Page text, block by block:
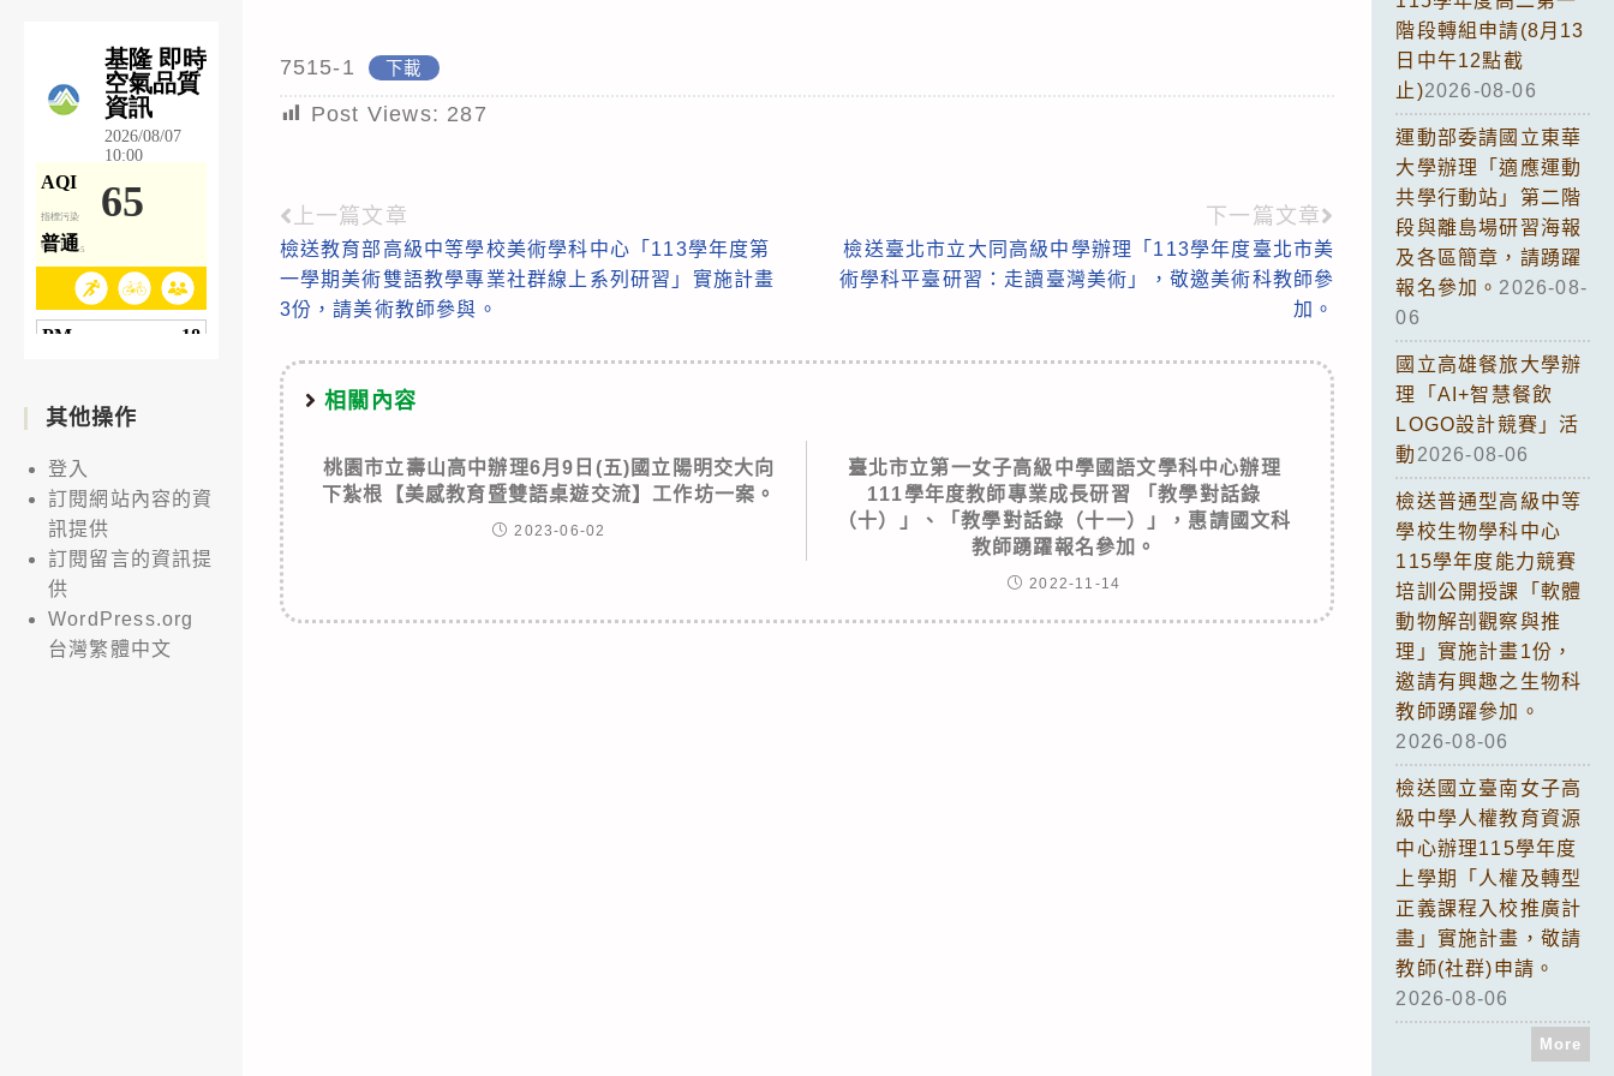
7515-1 下載
Post Views: 287
Read
more
articles
上一篇文章
檢送教育部高級中等學校美術學科中心「113學年度第
一學期美術雙語教學專業社群線上系列研習」實施計畫
3份，請美術教師參與。
下一篇文章
檢送臺北市立大同高級中學辦理「113學年度臺北市美
術學科平臺研習：走讀臺灣美術」，敬邀美術科教師參
加。
相關內容
桃園市立壽山高中辦理6月9日(五)國立陽明交大向
下紮根【美感教育暨雙語桌遊交流】工作坊一案。
2023-06-02
臺北市立第一女子高級中學國語文學科中心辦理
111學年度教師專業成長研習 「教學對話錄
（十）」、「教學對話錄（十一）」，惠請國文科
教師踴躍報名參加。
2022-11-14
其他操作
登入
訂閱網站內容的資
訊提供
訂閱留言的資訊提
供
WordPress.org
台灣繁體中文
階段轉組申請(8月13
日中午12點截
止)2026-08-06
運動部委請國立東華
大學辦理「適應運動
共學行動站」第二階
段與離島場研習海報
及各區簡章，請踴躍
報名參加。 2026-08-
06
國立高雄餐旅大學辦
理「AI+智慧餐飲
LOGO設計競賽」活
動 2026-08-06
檢送普通型高級中等
學校生物學科中心
115學年度能力競賽
培訓公開授課「軟體
動物解剖觀察與推
理」實施計畫1份，
邀請有興趣之生物科
教師踴躍參加。
2026-08-06
檢送國立臺南女子高
級中學人權教育資源
中心辦理115學年度
上學期「人權及轉型
正義課程入校推廣計
畫」實施計畫，敬請
教師(社群)申請。
2026-08-06
More